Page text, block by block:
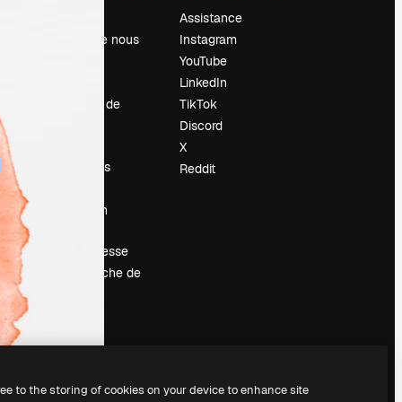
À propos de nous
Tendances de
Événements
Vendre mon
Salle de presse
À la recherche de
Assistance
Instagram
YouTube
LinkedIn
TikTok
Discord
X
Reddit
to the storing of cookies on your device to enhance site